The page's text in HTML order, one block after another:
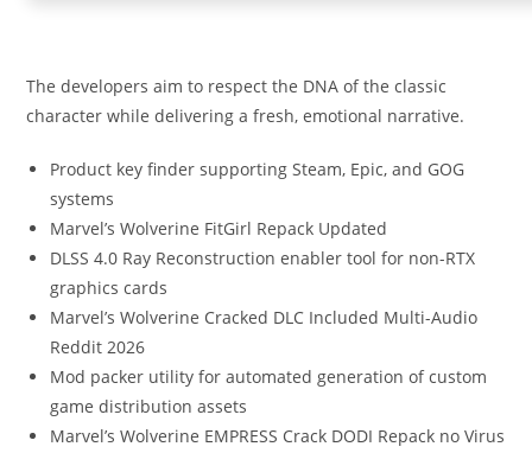
The developers aim to respect the DNA of the classic
character while delivering a fresh, emotional narrative.
Product key finder supporting Steam, Epic, and GOG
systems
Marvel’s Wolverine FitGirl Repack Updated
DLSS 4.0 Ray Reconstruction enabler tool for non-RTX
graphics cards
Marvel’s Wolverine Cracked DLC Included Multi-Audio
Reddit 2026
Mod packer utility for automated generation of custom
game distribution assets
Marvel’s Wolverine EMPRESS Crack DODI Repack no Virus